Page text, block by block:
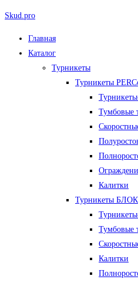
Перейти
содержимому
Skud.pro
Меню
Главная
Каталог
Турникеты
Турникеты
Тумбовые
Калитки
Турникеты
Тумбовые
Калитки